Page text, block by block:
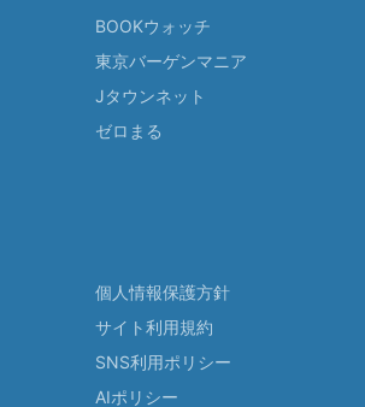
BOOKウォッチ
東京バーゲンマニア
Jタウンネット
ゼロまる
個人情報保護方針
サイト利用規約
SNS利用ポリシー
AIポリシー